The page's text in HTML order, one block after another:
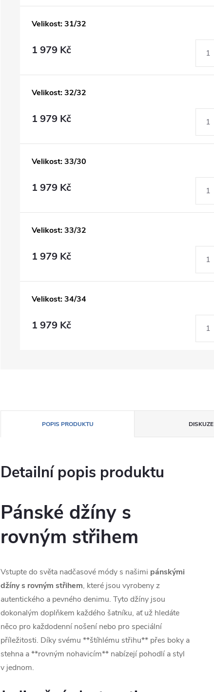
Velikost: 31/32
1 979 Kč
Velikost: 32/32
1 979 Kč
Velikost: 33/30
1 979 Kč
Velikost: 33/32
1 979 Kč
Velikost: 34/34
1 979 Kč
POPIS PRODUKTU DISKUZE
Detailní popis produktu
Pánské džíny s
rovným střihem
Vstupte do světa nadčasové módy s našimi pánskými
džíny s rovným střihem, které jsou vyrobeny z
autentického a pevného denimu. Tyto džíny jsou
dokonalým doplňkem každého šatníku, ať už hledáte
něco pro každodenní nošení nebo pro speciální
příležitosti. Díky svému **štíhlému střihu** přes boky a
stehna a **rovným nohavicím** nabízejí pohodlí a styl
v jednom.